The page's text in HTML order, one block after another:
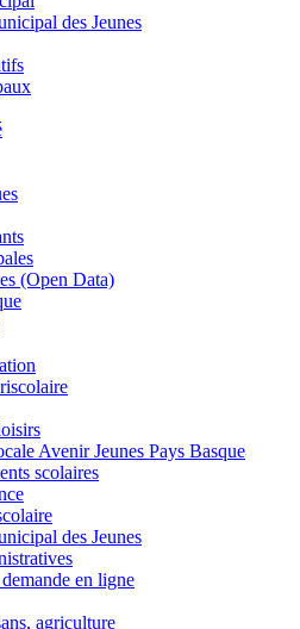
des Jeunes
(Open Data)
Avenir Jeunes Pays Basque
scolaires
des Jeunes
en ligne
agriculture